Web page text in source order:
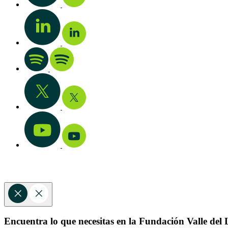
Encuentra lo que necesitas en la Fundación Valle del